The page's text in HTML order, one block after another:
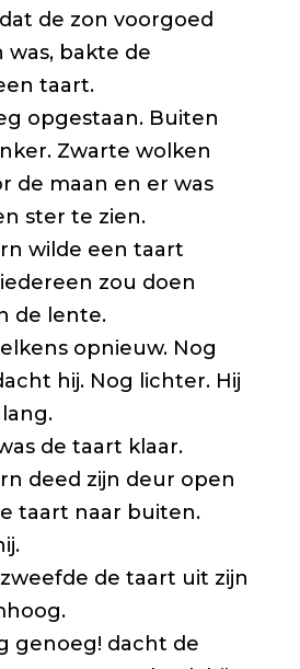
de zon voorgoed
bakte de
taart.
opgestaan. Buiten
Zwarte wolken
de maan en er was
ster te zien.
wilde een taart
zou doen
de lente.
opnieuw. Nog
hij. Nog lichter. Hij
de taart klaar.
deed zijn deur open
taart naar buiten.
de taart uit zijn
genoeg! dacht de